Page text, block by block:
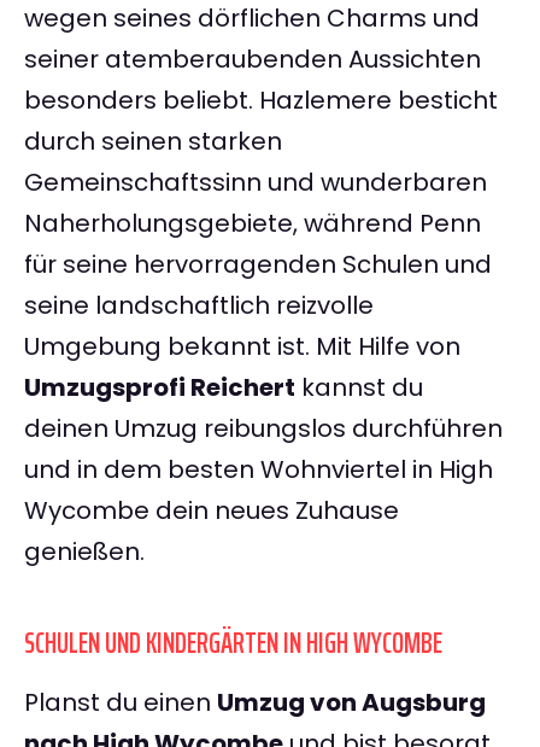
wegen seines dörflichen Charms und
seiner atemberaubenden Aussichten
besonders beliebt. Hazlemere besticht
durch seinen starken
Gemeinschaftssinn und wunderbaren
Naherholungsgebiete, während Penn
für seine hervorragenden Schulen und
seine landschaftlich reizvolle
Umgebung bekannt ist. Mit Hilfe von
Umzugsprofi Reichert kannst du
deinen Umzug reibungslos durchführen
und in dem besten Wohnviertel in High
Wycombe dein neues Zuhause
genießen.
SCHULEN UND KINDERGÄRTEN IN HIGH WYCOMBE
Planst du einen Umzug von Augsburg